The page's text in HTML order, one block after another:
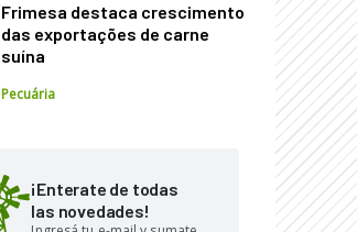
Frimesa destaca crescimento
das exportações de carne
suína
Pecuária
¡Enterate de todas
las novedades!